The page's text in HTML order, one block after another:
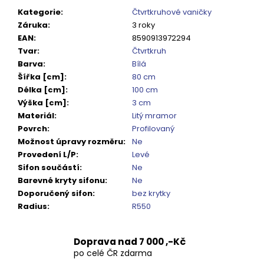
Kategorie:
Čtvrtkruhové vaničky
Záruka:
3 roky
EAN:
8590913972294
Tvar:
Čtvrtkruh
Barva:
Bílá
Šířka [cm]:
80 cm
Délka [cm]:
100 cm
Výška [cm]:
3 cm
Materiál:
Litý mramor
Povrch:
Profilovaný
Možnost úpravy rozměru: Ne
Provedení L/P:
Levé
Sifon součástí:
Ne
Barevné kryty sifonu:
Ne
Doporučený sifon:
bez krytky
Radius: R550
Doprava nad 7 000 ,-Kč
po celé ČR zdarma
DRAGON
SPRCHOVÉ
DVEŘE
DO
NIKY
1200
MM,
ČIRÉ
SKLO,
GD4612
12
080
Kč
Původně:
15
100
Kč